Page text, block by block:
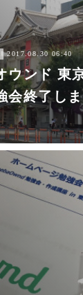
2017.08.30 06:40
ウンド 東
会終了し